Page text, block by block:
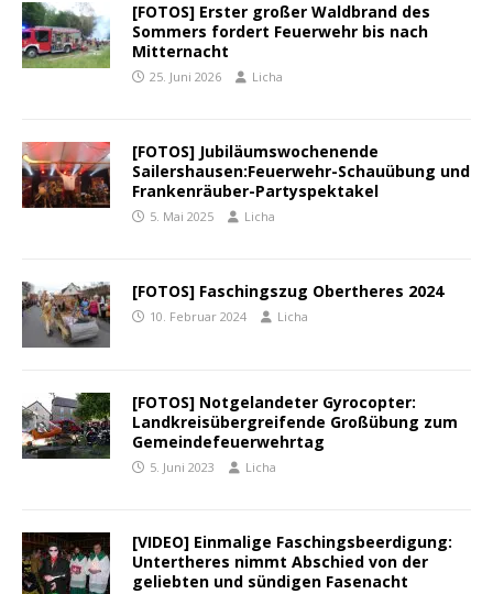
[FOTOS] Erster großer Waldbrand des
Sommers fordert Feuerwehr bis nach
Mitternacht
25. Juni 2026 Licha
[FOTOS] Jubiläumswochenende
Sailershausen:Feuerwehr-Schauübung und
Frankenräuber-Partyspektakel
5. Mai 2025 Licha
[FOTOS] Faschingszug Obertheres 2024
10. Februar 2024 Licha
[FOTOS] Notgelandeter Gyrocopter:
Landkreisübergreifende Großübung zum
Gemeindefeuerwehrtag
5. Juni 2023 Licha
[VIDEO] Einmalige Faschingsbeerdigung:
Untertheres nimmt Abschied von der
geliebten und sündigen Fasenacht